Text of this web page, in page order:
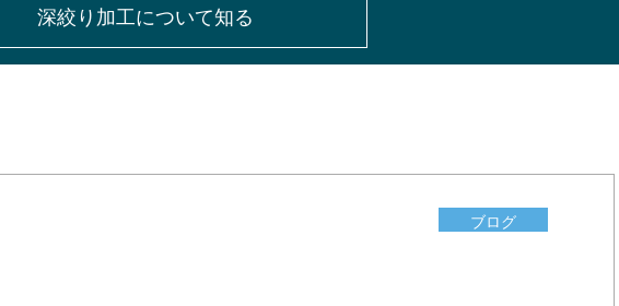
深絞り加工について知る
ブログ